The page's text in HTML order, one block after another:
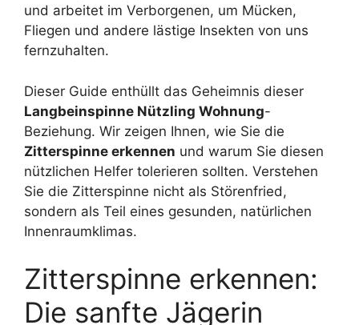
und arbeitet im Verborgenen, um Mücken,
Fliegen und andere lästige Insekten von uns
fernzuhalten.
Dieser Guide enthüllt das Geheimnis dieser
Langbeinspinne Nützling Wohnung-
Beziehung. Wir zeigen Ihnen, wie Sie die
Zitterspinne erkennen und warum Sie diesen
nützlichen Helfer tolerieren sollten. Verstehen
Sie die Zitterspinne nicht als Störenfried,
sondern als Teil eines gesunden, natürlichen
Innenraumklimas.
Zitterspinne erkennen:
Die sanfte Jägerin